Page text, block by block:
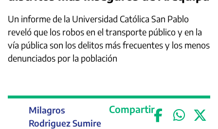
Un informe de la Universidad Católica San Pablo
reveló que los robos en el transporte público y en la
vía pública son los delitos más frecuentes y los menos
denunciados por la población
Milagros
Rodriguez Sumire
Compartir